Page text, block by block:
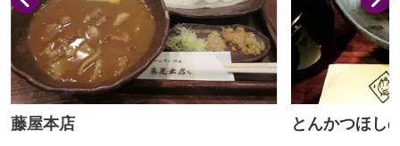
屋本店 とんかつほしの